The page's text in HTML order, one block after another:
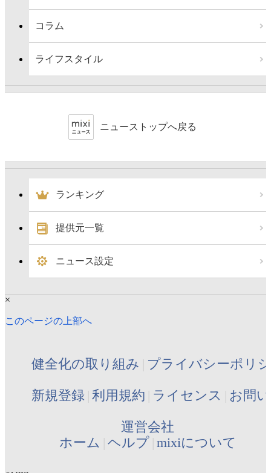
コラム
ライフスタイル
ニューストップへ戻る
ランキング
提供元一覧
ニュース設定
×
このページの上部へ
健全化の取り組み プライバシーポリ
新規登録 利用規約 ライセンス お問
運営会社
ホーム ヘルプ mixiについて